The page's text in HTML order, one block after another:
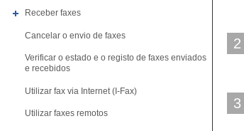
Receber faxes
Cancelar o envio de faxes
Verificar o estado e o registo de faxes enviados
e recebidos
Utilizar fax via Internet (I-Fax)
Utilizar faxes remotos
2
3